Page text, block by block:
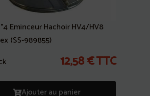
Eminceur Hachoir HV4/HV8
(SS-989855)
12,58€TTC
Ajouter au panier